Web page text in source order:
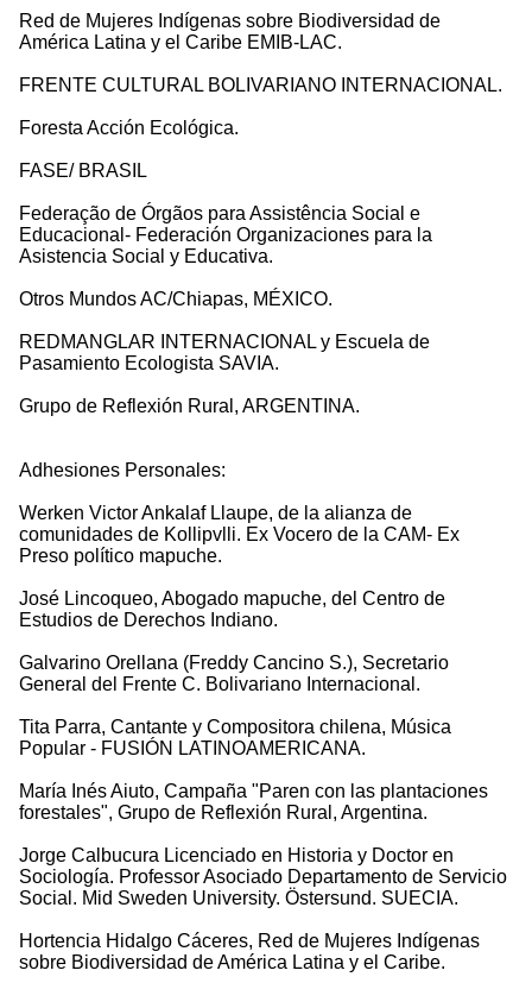
Red de Mujeres Indígenas sobre Biodiversidad de
América Latina y el Caribe EMIB-LAC.
FRENTE CULTURAL BOLIVARIANO INTERNACIONAL.
Foresta Acción Ecológica.
FASE/ BRASIL
Federação de Órgãos para Assistência Social e
Educacional- Federación Organizaciones para la
Asistencia Social y Educativa.
Otros Mundos AC/Chiapas, MÉXICO.
REDMANGLAR INTERNACIONAL y Escuela de
Pasamiento Ecologista SAVIA.
Grupo de Reflexión Rural, ARGENTINA.
Adhesiones Personales:
Werken Victor Ankalaf Llaupe, de la alianza de
comunidades de Kollipvlli. Ex Vocero de la CAM- Ex
Preso político mapuche.
José Lincoqueo, Abogado mapuche, del Centro de
Estudios de Derechos Indiano.
Galvarino Orellana (Freddy Cancino S.), Secretario
General del Frente C. Bolivariano Internacional.
Tita Parra, Cantante y Compositora chilena, Música
Popular - FUSIÓN LATINOAMERICANA.
María Inés Aiuto, Campaña "Paren con las plantaciones
forestales", Grupo de Reflexión Rural, Argentina.
Jorge Calbucura Licenciado en Historia y Doctor en
Sociología. Professor Asociado Departamento de Servicio
Social. Mid Sweden University. Östersund. SUECIA.
Hortencia Hidalgo Cáceres, Red de Mujeres Indígenas
sobre Biodiversidad de América Latina y el Caribe.